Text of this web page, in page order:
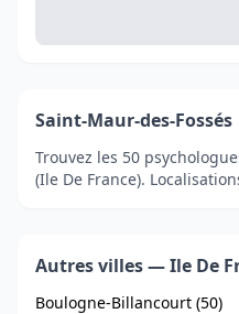
Saint-Maur-des-Fossés
Trouvez les 50
(Ile De France).
Autres villes — Ile De
Boulogne-Billancourt (50)